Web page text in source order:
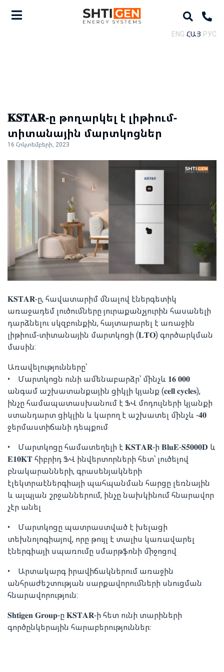
ENG ՀԱՅ РУС
𝐊𝐒𝐓𝐀𝐑-ը թողարկել է լիթիում-
տիտանային մարտկոցներ
16 Հոկտեմբերի, 2023
𝐊𝐒𝐓𝐀𝐑-ը, հավատարիմ մնալով էներգետիկ
առաջադեմ լուծումները յուրաքանչյուրին հասանելի
դարձնելու սկզբունքին, հայտարարել է առաջին
լիթիում-տիտանային մարտկոցի (𝐋𝐓𝐎) գործարկման
մասին:
Առավելությունները՝
• Մարտկոցն ունի ամենաբարձր՝ մինչև 𝟏𝟔 𝟎𝟎𝟎
անգամ աշխատանքային ցիկլի կյանք (𝐜𝐞𝐥𝐥 𝐜𝐲𝐜𝐥𝐞𝐬),
ինչը համապատասխանում է ՖՎ մոդուլների կյանքի
ստանդարտ ցիկլին և կարող է աշխատել մինչև -𝟒𝟎
ջերմաստիճանի դեպքում
• Մարտկոցը համատեղելի է 𝐊𝐒𝐓𝐀𝐑-ի 𝐁𝐥𝐮𝐄-𝐒𝟓𝟎𝟎𝟎𝐃 և
𝐄𝟏𝟎𝐊𝐓 հիբրիդ ՖՎ ինվերտորների հետ՝ լուծելով
բնակարանների, գրասենյակների
էլեկտրաէներգիայի պահպանման հարցը լեռնային
և ալպյան շրջաններում, ինչը նախկինում հնարավոր
չէր անել
• Մարտկոցը պատրաստված է խելացի
տեխնոլոգիայով, որը թույլ է տալիս կառավարել
էներգիայի սպառումը սմարթֆոնի միջոցով
• Արտակարգ իրավիճակներում առաջին
անհրաժեշտության սարքավորումների սնուցման
հնարավորություն:
𝐒𝐡𝐭𝐢𝐠𝐞𝐧 𝐆𝐫𝐨𝐮𝐩-ը 𝐊𝐒𝐓𝐀𝐑-ի հետ ունի տարիների
գործընկերային հարաբերություններ։